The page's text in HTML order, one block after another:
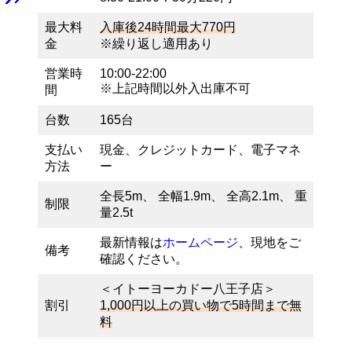
最大料
金
入庫後24時間最大770円
※繰り返し適用あり
営業時
間
10:00-22:00
※上記時間以外入出庫不可
台数 165台
支払い
方法
現金、クレジットカード、電子マネ
ー
制限
全長5m、 全幅1.9m、 全高2.1m、 重
量2.5t
備考
最新情報はホームページ 、現地をご
確認ください。
割引
＜イトーヨーカドー八王子店＞
1,000円以上の買い物で5時間まで無
料